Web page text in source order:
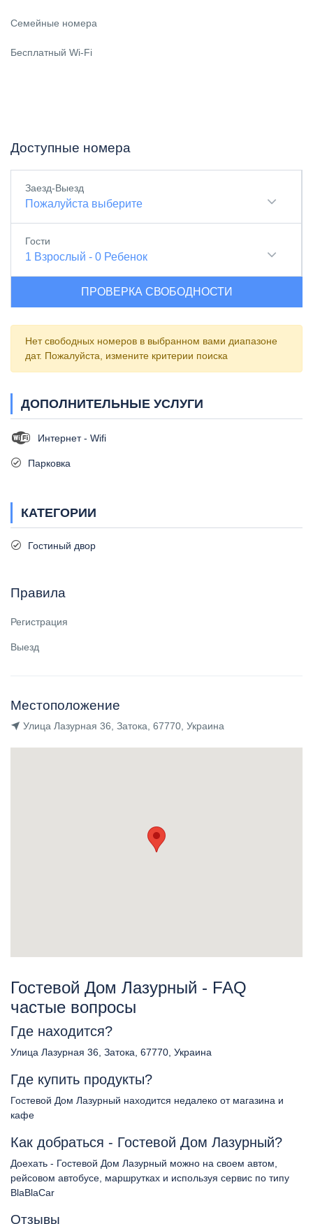
Семейные номера
Бесплатный Wi-Fi
Доступные номера
Заезд-Выезд
Пожалуйста выберите
Гости
1 Взрослый - 0 Ребенок
ПРОВЕРКА СВОБОДНОСТИ
Нет свободных номеров в выбранном вами диапазоне
дат. Пожалуйста, измените критерии поиска
ДОПОЛНИТЕЛЬНЫЕ УСЛУГИ
Интернет - Wifi
Парковка
КАТЕГОРИИ
Гостиный двор
Правила
Регистрация
Выезд
Местоположение
Улица Лазурная 36, Затока, 67770, Украина
Гостевой Дом Лазурный - FAQ
частые вопросы
Где находится?
Улица Лазурная 36, Затока, 67770, Украина
Где купить продукты?
Гостевой Дом Лазурный находится недалеко от магазина и
кафе
Как добраться - Гостевой Дом Лазурный?
Доехать - Гостевой Дом Лазурный можно на своем автом,
рейсовом автобусе, маршрутках и используя сервис по типу
BlaBlaCar
Отзывы